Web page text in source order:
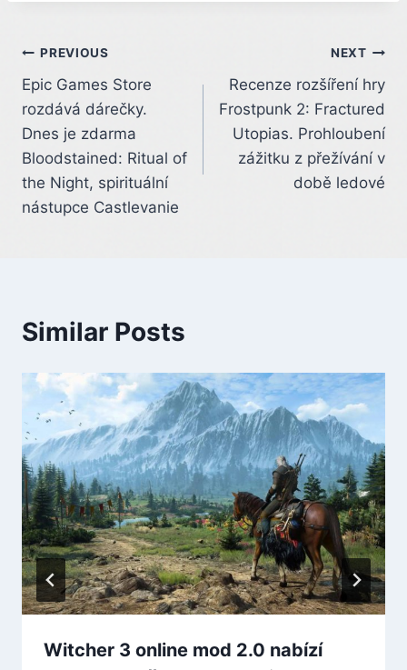
Post
navigation
PREVIOUS
Epic Games Store
rozdává dárečky.
Dnes je zdarma
Bloodstained: Ritual of
the Night, spirituální
nástupce Castlevanie
NEXT
Recenze rozšíření hry
Frostpunk 2: Fractured
Utopias. Prohloubení
zážitku z přežívání v
době ledové
Similar Posts
Witcher 3 online mod 2.0 nabízí